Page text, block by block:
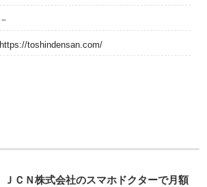
－
https://toshindensan.com/
ＪＣＮ株式会社のスマホドクターで月額